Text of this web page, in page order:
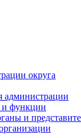
округа
администрации
и функции
и